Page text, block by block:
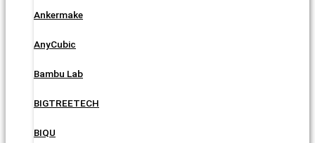
Ankermake
AnyCubic
Bambu Lab
BIGTREETECH
BIQU